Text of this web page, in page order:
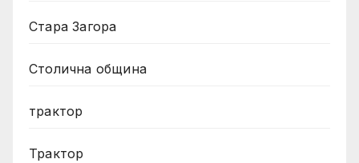
Стара Загора
Столична община
трактор
Трактор